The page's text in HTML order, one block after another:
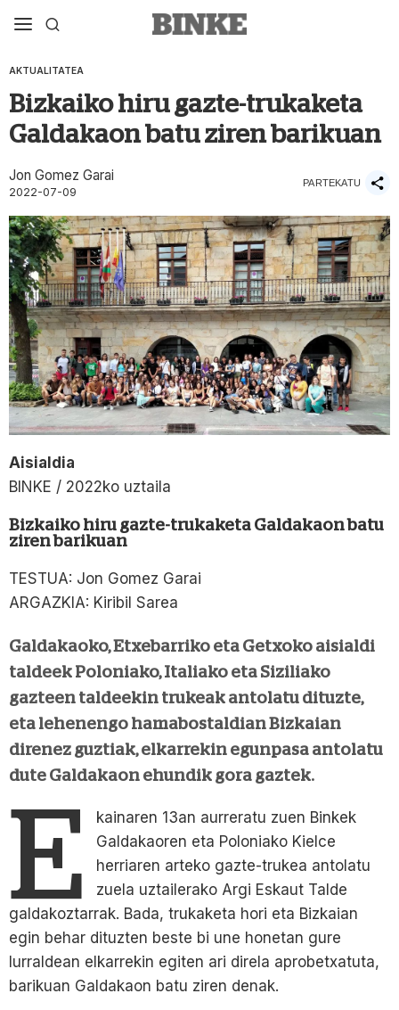
AKTUALITATEA
Bizkaiko hiru gazte-trukaketa
Galdakaon batu ziren barikuan
Jon Gomez Garai
2022-07-09
PARTEKATU
Aisialdia
BINKE / 2022ko uztaila
Bizkaiko hiru gazte-trukaketa Galdakaon batu
ziren barikuan
TESTUA: Jon Gomez Garai
ARGAZKIA: Kiribil Sarea
Galdakaoko, Etxebarriko eta Getxoko aisialdi
taldeek Poloniako, Italiako eta Siziliako
gazteen taldeekin trukeak antolatu dituzte,
eta lehenengo hamabostaldian Bizkaian
direnez guztiak, elkarrekin egunpasa antolatu
dute Galdakaon ehundik gora gaztek.
E
kainaren 13an aurreratu zuen Binkek
Galdakaoren eta Poloniako Kielce
herriaren arteko gazte-trukea antolatu
zuela uztailerako Argi Eskaut Talde
galdakoztarrak. Bada, trukaketa hori eta Bizkaian
egin behar dituzten beste bi une honetan gure
lurraldean elkarrekin egiten ari direla aprobetxatuta,
barikuan Galdakaon batu ziren denak.